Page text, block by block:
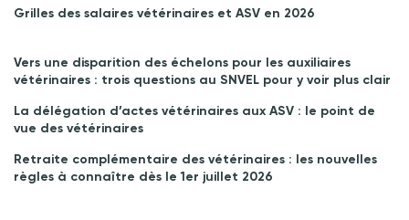
Grilles des salaires vétérinaires et ASV en 2026
Vers une disparition des échelons pour les auxiliaires
vétérinaires : trois questions au SNVEL pour y voir plus clair
La délégation d’actes vétérinaires aux ASV : le point de
vue des vétérinaires
Retraite complémentaire des vétérinaires : les nouvelles
règles à connaître dès le 1er juillet 2026